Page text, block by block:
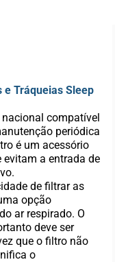
e Tráqueias Sleep
compatível
periódica
é um acessório
a entrada de
de filtrar as
opção
ar respirado. O
deve ser
que o filtro não
o